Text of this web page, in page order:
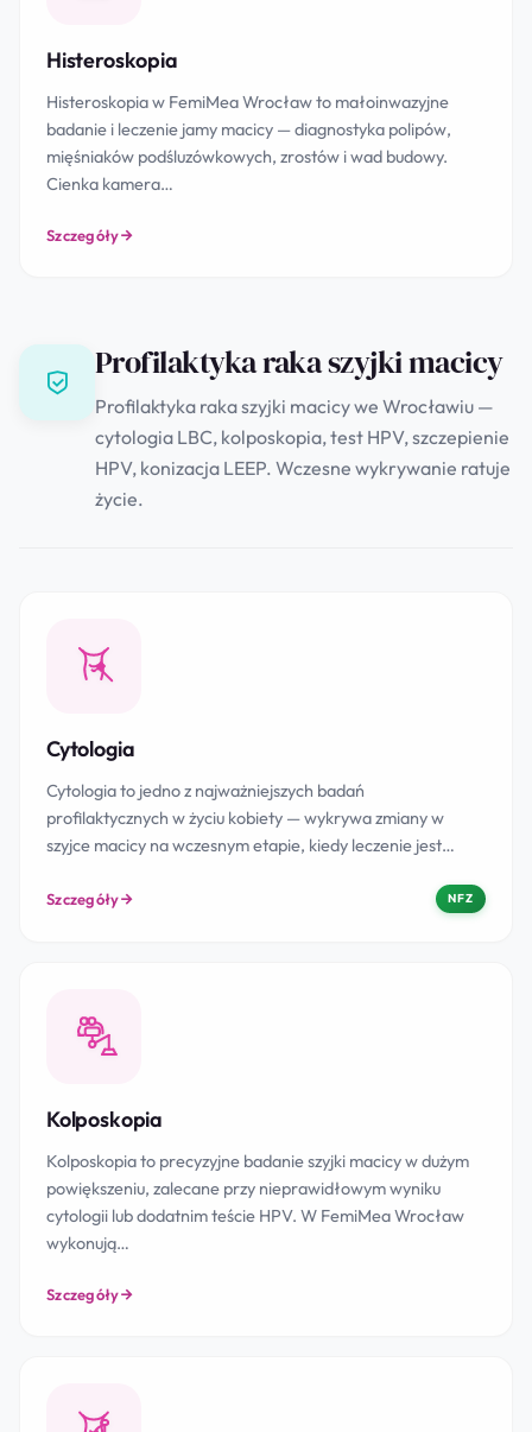
Histeroskopia
Histeroskopia w FemiMea Wrocław to małoinwazyjne
badanie i leczenie jamy macicy — diagnostyka polipów,
mięśniaków podśluzówkowych, zrostów i wad budowy.
Cienka kamera…
Szczegóły
Profilaktyka raka szyjki macicy
Profilaktyka raka szyjki macicy we Wrocławiu —
cytologia LBC, kolposkopia, test HPV, szczepienie
HPV, konizacja LEEP. Wczesne wykrywanie ratuje
życie.
Cytologia
Cytologia to jedno z najważniejszych badań
profilaktycznych w życiu kobiety — wykrywa zmiany w
szyjce macicy na wczesnym etapie, kiedy leczenie jest…
Szczegóły NFZ
Kolposkopia
Kolposkopia to precyzyjne badanie szyjki macicy w dużym
powiększeniu, zalecane przy nieprawidłowym wyniku
cytologii lub dodatnim teście HPV. W FemiMea Wrocław
wykonują…
Szczegóły